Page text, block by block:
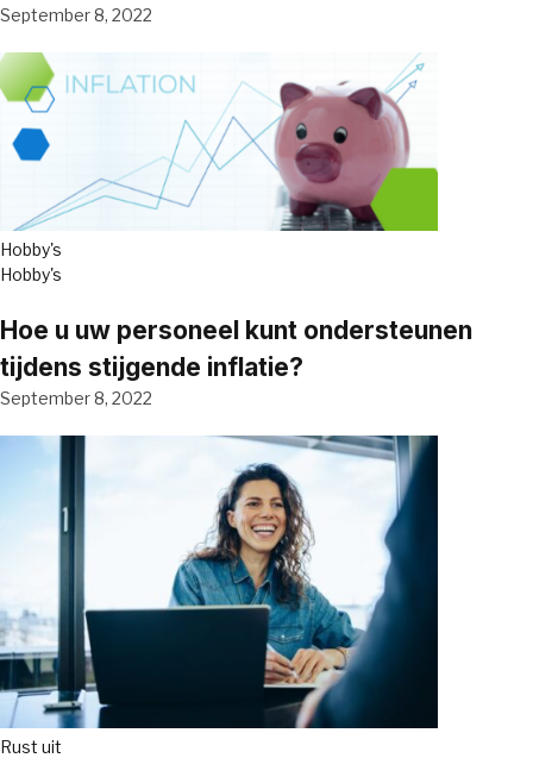
September 8, 2022
Hobby's
Hobby's
Hoe u uw personeel kunt ondersteunen
tijdens stijgende inflatie?
September 8, 2022
Rust uit